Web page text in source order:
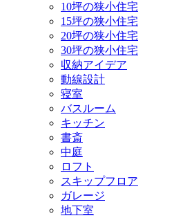
10坪の狭小住宅
15坪の狭小住宅
20坪の狭小住宅
30坪の狭小住宅
収納アイデア
動線設計
寝室
バスルーム
キッチン
書斎
中庭
ロフト
スキップフロア
ガレージ
地下室